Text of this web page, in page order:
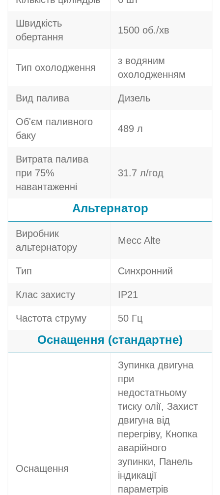
Швидкість
обертання
1500 об./хв
Тип охолодження
з водяним
охолодженням
Вид палива Дизель
Об'єм паливного
баку
489 л
Витрата палива
при 75%
навантаженні
31.7 л/год
Альтернатор
Виробник
альтернатору
Mecc Alte
Тип Синхронний
Клас захисту IP21
Частота струму 50 Гц
Оснащення (стандартне)
Оснащення
Зупинка двигуна
при
недостатньому
тиску олії, Захист
двигуна від
перегріву, Кнопка
аварійного
зупинки, Панель
індикації
параметрів